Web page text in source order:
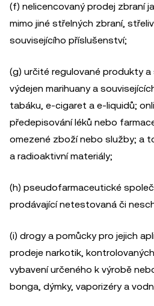
(f) nelicencovaný prodej zbraní
mimo jiné střelných zbraní,
souvisejícího příslušenství;
(g) určité regulované produkty a
výdejen marihuany a
tabáku, e-cigaret a e-liquidů;
předepisování léků nebo
omezené zboží nebo služby; a
a radioaktivní materiály;
(h) pseudofarmaceutické
prodávající netestovaná či
(i) drogy a pomůcky pro jejich
prodeje narkotik,
vybavení určeného k výrobě
bonga, dýmky, vaporizéry a